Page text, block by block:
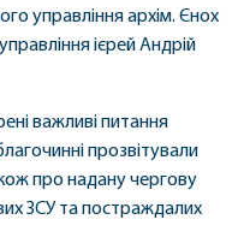
управління архім. Єнох
ієрей Андрій
важливі питання
прозвітували
про надану чергову
ЗСУ та постраждалих